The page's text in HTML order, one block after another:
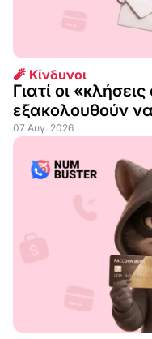
🧨 Κίνδυνοι
Γιατί οι
εξακολουθούν
07 Αυγ. 2026